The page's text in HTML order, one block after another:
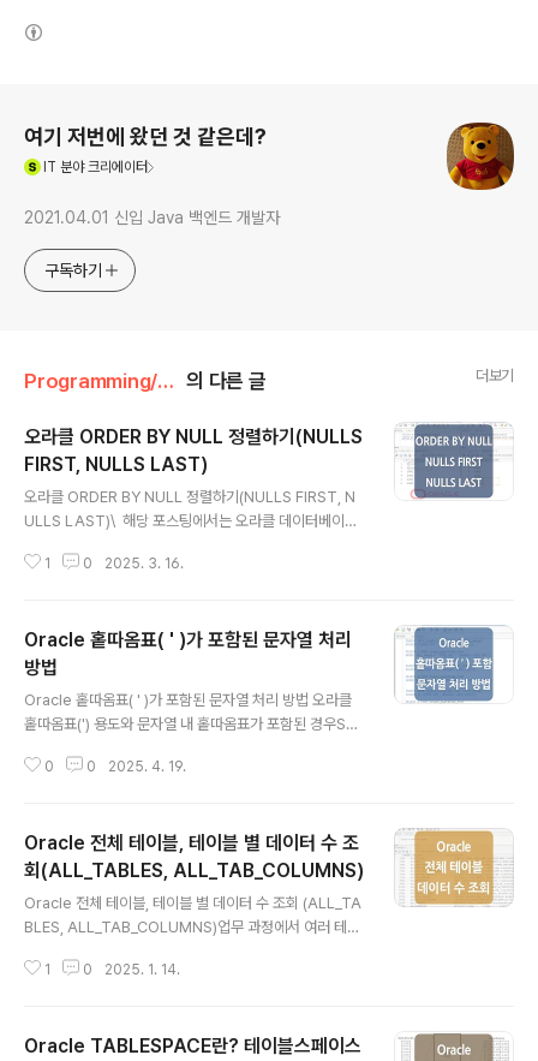
여기 저번에 왔던 것 같은데?
IT 분야 크리에이터
2021.04.01 신입 Java 백엔드 개발자
구독하기
Programming/Oracle 의 다른 글 더보기
오라클 ORDER BY NULL 정렬하기(NULLS
FIRST, NULLS LAST)
오라클 ORDER BY NULL 정렬하기(NULLS FIRST, N
ULLS LAST)\ 해당 포스팅에서는 오라클 데이터베이스
LLS LAST' 옵션에 대해서 정리해 보았습니다. 1. Oracl
을 정렬할 때, 오름차순(ASC)인 경우 NULL 값이 가장 마
지막에 위치하게 되고, 내림차순(DESC)인 경우 NULL 값
이 가장 먼저 위치하게 됩니다. 하지만 경우에 따라 특정 컬
럼을 오름차순으로 정렬하면서 NULL 값을 가장 먼저 위치
하게 하거나, 내림차순으로 정렬하면서 NULL 값을 가장
마지막에 위치하게 하고 싶을 ..
1 0 2025. 3. 16.
Oracle 홑따옴표( ' )가 포함된 문자열 처리
방법
Oracle 홑따옴표( ' )가 포함된 문자열 처리 방법 오라클
홑따옴표(') 용도와 문자열 내 홑따옴표가 포함된 경우SEL
value = '홑따옴표 테스트';Oracle SQL에서 홑따옴표( '
uotation_test (test_value)VALUES ('문자열 안에 ' 홑
따옴표가 포함된 경우');-- ORA-00933: SQL comma
nd not properly endedSELECT * FROM single_q
uotation_test WHERE test_value = '문자열 '안에 홑..
0 0 2025. 4. 19.
Oracle 전체 테이블, 테이블 별 데이터 수 조
회(ALL_TABLES, ALL_TAB_COLUMNS)
Oracle 전체 테이블, 테이블 별 데이터 수 조회 (ALL_TA
BLES, ALL_TAB_COLUMNS)업무 과정에서 여러 테이
블의 정보를 한 번에 조회해야 하는 상황이 생길 수 있는데
_TAB_COMMENTS' 뷰(view)를 활용하여 데이터베이
1 0 2025. 1. 14.
Oracle TABLESPACE란? 테이블스페이스